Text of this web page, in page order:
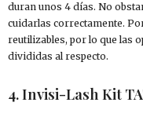
duran unos 4 días. No
cuidarlas correctamente.
reutilizables, por lo que las
divididas al respecto.
4. Invisi-Lash Kit